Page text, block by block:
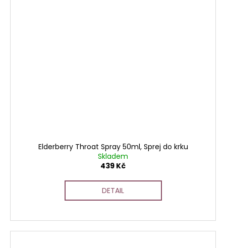
Elderberry Throat Spray 50ml, Sprej do krku
Skladem
439 Kč
DETAIL